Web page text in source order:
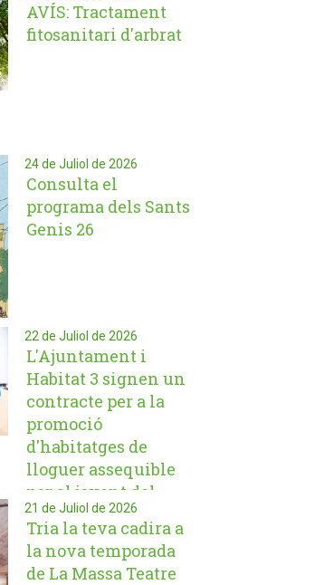
AVÍS: Tractament
fitosanitari d'arbrat
24 de Juliol de 2026
Consulta el
programa dels Sants
Genis 26
22 de Juliol de 2026
L'Ajuntament i
Habitat 3 signen un
contracte per a la
promoció
d'habitatges de
lloguer assequible
per al jovent del
municipi
21 de Juliol de 2026
Tria la teva cadira a
la nova temporada
de La Massa Teatre